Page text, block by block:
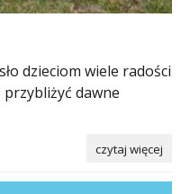
dzieciom wiele radości
przybliżyć dawne
czytaj więcej